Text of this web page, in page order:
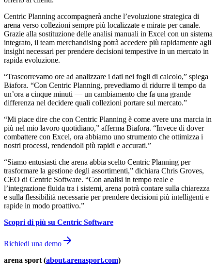
Centric Planning accompagnerà anche l’evoluzione strategica di
arena verso collezioni sempre più localizzate e mirate per canale.
Grazie alla sostituzione delle analisi manuali in Excel con un sistema
integrato, il team merchandising potrà accedere più rapidamente agli
insight necessari per prendere decisioni tempestive in un mercato in
rapida evoluzione.
“Trascorrevamo ore ad analizzare i dati nei fogli di calcolo,” spiega
Biafora. “Con Centric Planning, prevediamo di ridurre il tempo da
un’ora a cinque minuti — un cambiamento che fa una grande
differenza nel decidere quali collezioni portare sul mercato.”
“Mi piace dire che con Centric Planning è come avere una marcia in
più nel mio lavoro quotidiano,” afferma Biafora. “Invece di dover
combattere con Excel, ora abbiamo uno strumento che ottimizza i
nostri processi, rendendoli più rapidi e accurati.”
“Siamo entusiasti che arena abbia scelto Centric Planning per
trasformare la gestione degli assortimenti,” dichiara Chris Groves,
CEO di Centric Software. “Con analisi in tempo reale e
l’integrazione fluida tra i sistemi, arena potrà contare sulla chiarezza
e sulla flessibilità necessarie per prendere decisioni più intelligenti e
rapide in modo proattivo.”
Scopri di più su Centric Software
Richiedi una demo
arena sport (about.arenasport.com)